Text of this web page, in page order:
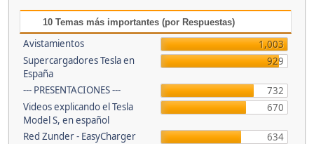
10 Temas más importantes (por Respuestas)
Avistamientos
1,003
Supercargadores Tesla en
España
929
--- PRESENTACIONES ---
732
Videos explicando el Tesla
Model S, en español
670
Red Zunder - EasyCharger
634